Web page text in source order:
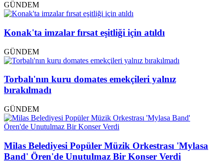
GÜNDEM
Konak'ta imzalar fırsat eşitliği için atıldı
GÜNDEM
Torbalı'nın kuru domates emekçileri yalnız
bırakılmadı
GÜNDEM
Milas Belediyesi Popüler Müzik Orkestrası 'Mylasa
Band' Ören'de Unutulmaz Bir Konser Verdi